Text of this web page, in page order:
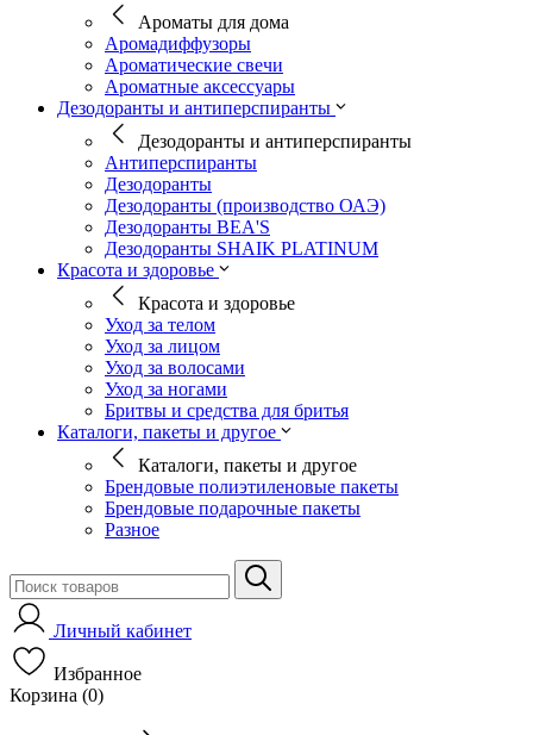
Ароматы для дома
Аромадиффузоры
Ароматические свечи
Ароматные аксессуары
Дезодоранты и антиперспиранты
Дезодоранты и антиперспиранты
Антиперспиранты
Дезодоранты
Дезодоранты (производство ОАЭ)
Дезодоранты BEA'S
Дезодоранты SHAIK PLATINUM
Красота и здоровье
Красота и здоровье
Уход за телом
Уход за лицом
Уход за волосами
Уход за ногами
Бритвы и средства для бритья
Каталоги, пакеты и другое
Каталоги, пакеты и другое
Брендовые полиэтиленовые пакеты
Брендовые подарочные пакеты
Разное
Личный кабинет
Избранное
Корзина (0)